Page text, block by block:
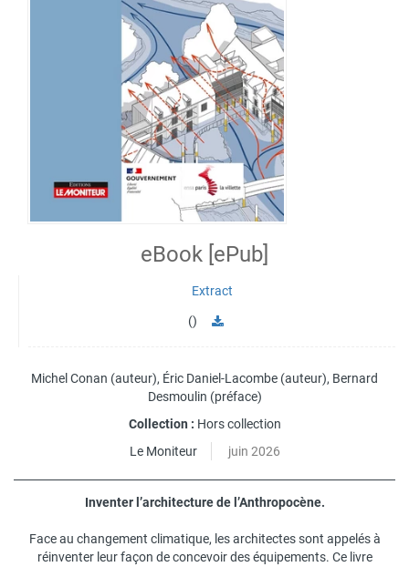
eBook [ePub]
Extract
()
Michel Conan (auteur), Éric Daniel-Lacombe (auteur), Bernard
Desmoulin (préface)
Collection : Hors collection
Le Moniteur
juin 2026
Inventer l’architecture de l’Anthropocène.
Face au changement climatique, les architectes sont appelés à
réinventer leur façon de concevoir des équipements. Ce livre